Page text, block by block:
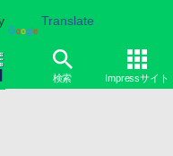
Translate
検索 Impressサイト